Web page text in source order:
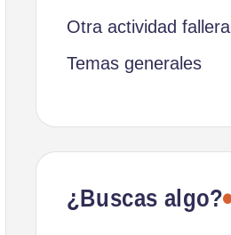
Otra actividad fallera
Temas generales
¿Buscas algo?